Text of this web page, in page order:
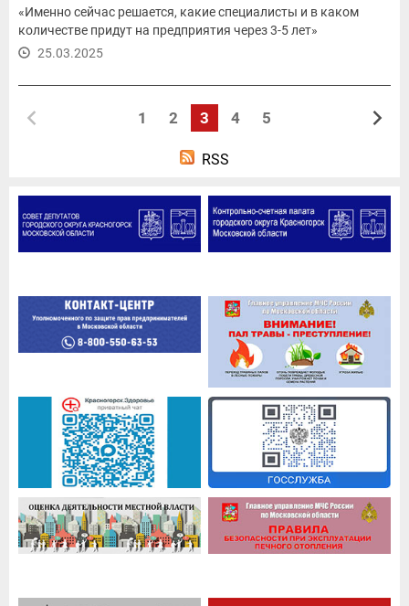
«Именно сейчас решается, какие специалисты и в каком
количестве придут на предприятия через 3-5 лет»
25.03.2025
1 2 3 4 5
RSS